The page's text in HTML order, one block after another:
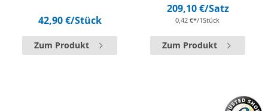
42,90 €/Stück
Zum Produkt
209,10 €/Satz
0,42 €*/1Stück
Zum Produkt